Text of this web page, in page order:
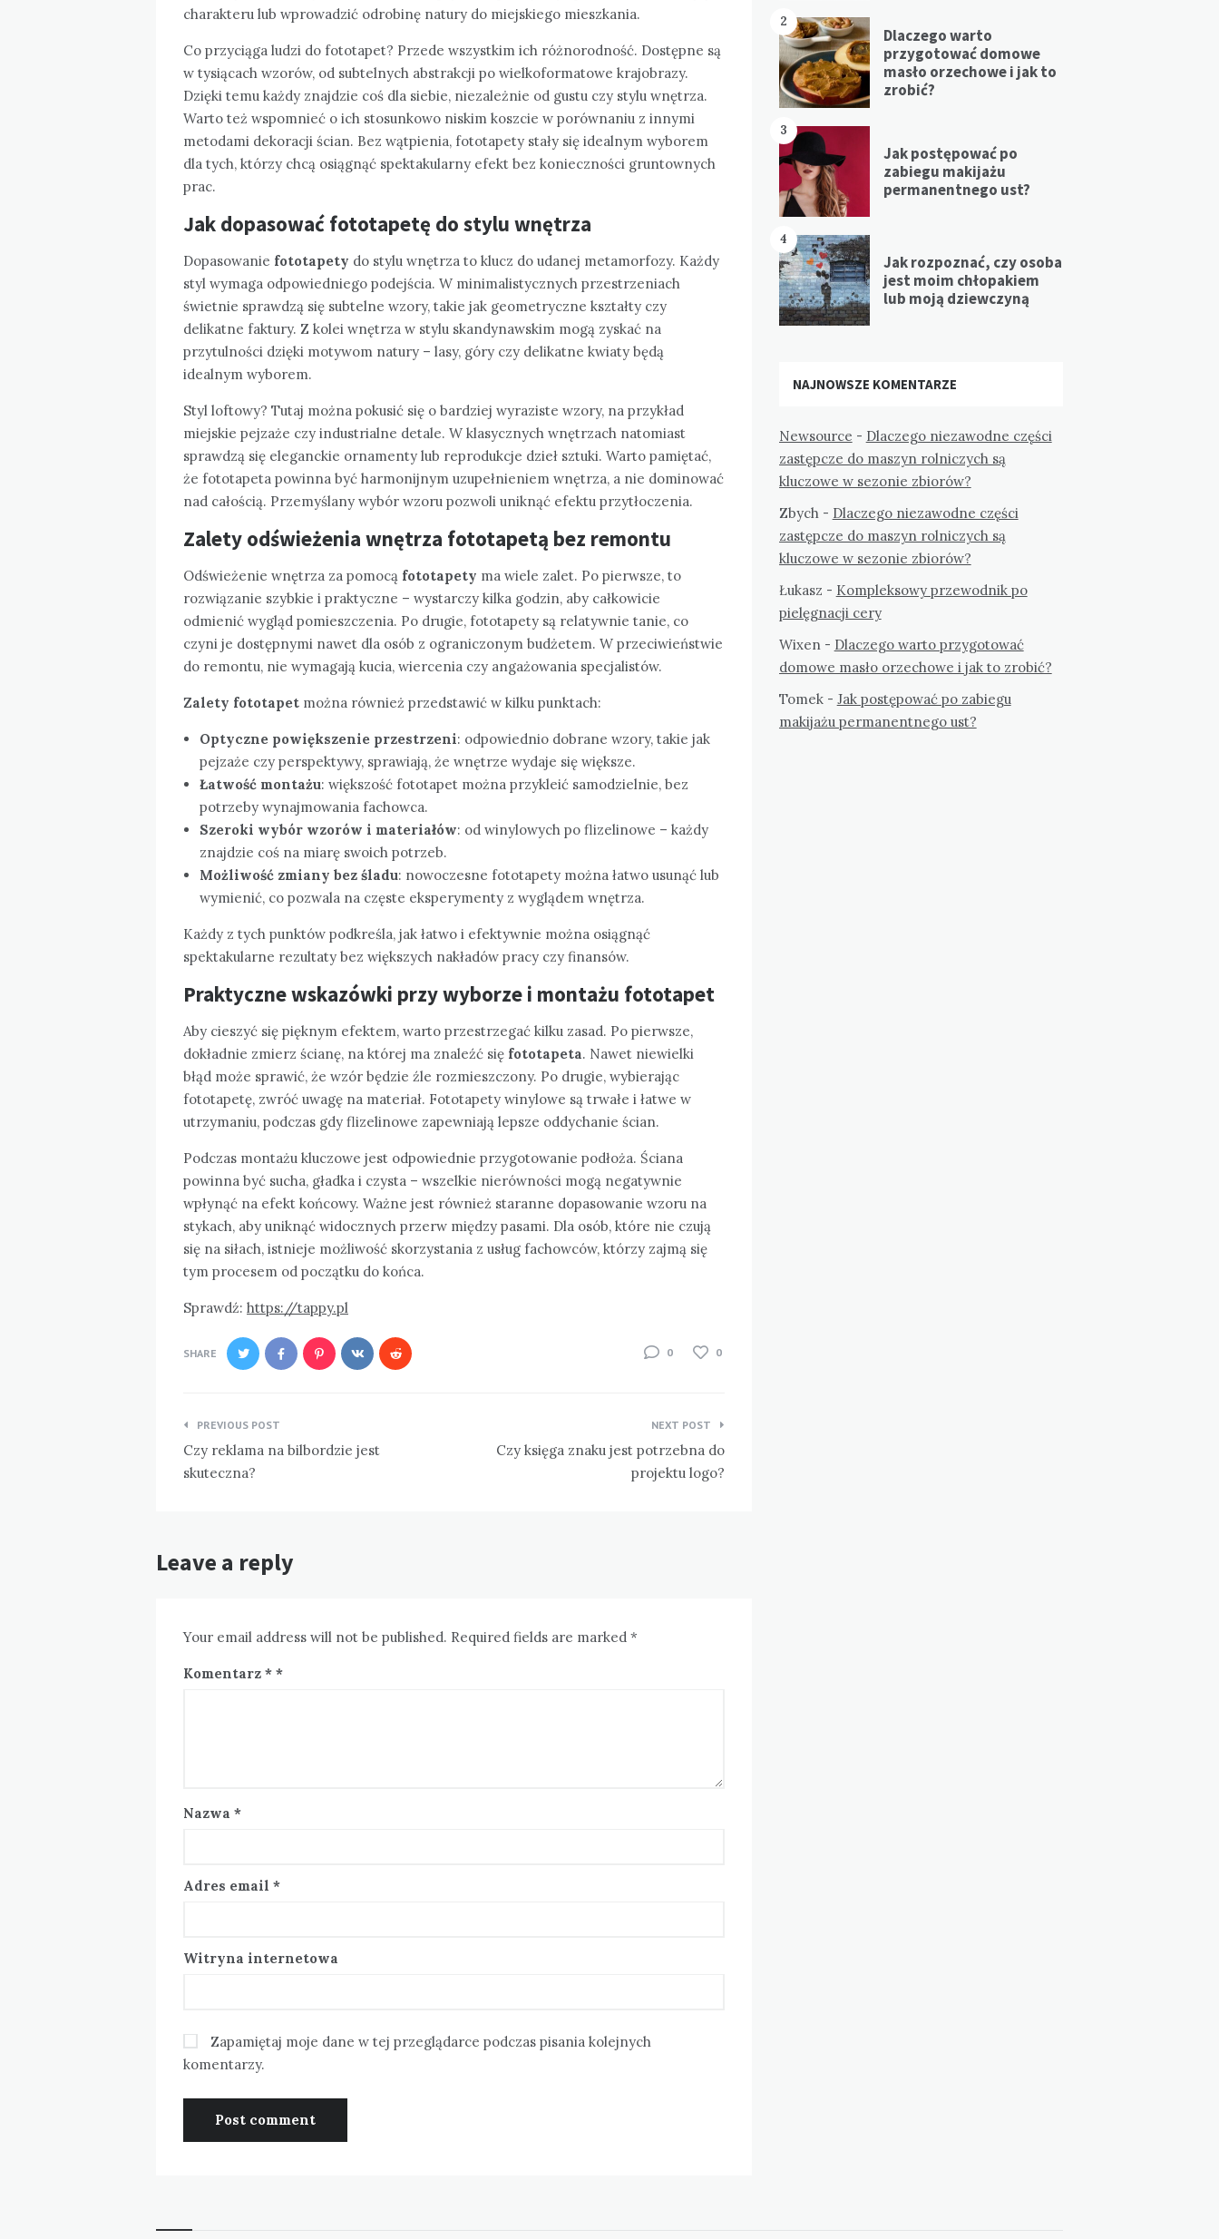
charakteru lub wprowadzić odrobinę natury do miejskiego mieszkania.
Co przyciąga ludzi do fototapet? Przede wszystkim ich różnorodność. Dostępne są
w tysiącach wzorów, od subtelnych abstrakcji po wielkoformatowe krajobrazy.
Dzięki temu każdy znajdzie coś dla siebie, niezależnie od gustu czy stylu wnętrza.
Warto też wspomnieć o ich stosunkowo niskim koszcie w porównaniu z innymi
metodami dekoracji ścian. Bez wątpienia, fototapety stały się idealnym wyborem
dla tych, którzy chcą osiągnąć spektakularny efekt bez konieczności gruntownych
prac.
Jak dopasować fototapetę do stylu wnętrza
Dopasowanie fototapety do stylu wnętrza to klucz do udanej metamorfozy. Każdy
styl wymaga odpowiedniego podejścia. W minimalistycznych przestrzeniach
świetnie sprawdzą się subtelne wzory, takie jak geometryczne kształty czy
delikatne faktury. Z kolei wnętrza w stylu skandynawskim mogą zyskać na
przytulności dzięki motywom natury – lasy, góry czy delikatne kwiaty będą
idealnym wyborem.
Styl loftowy? Tutaj można pokusić się o bardziej wyraziste wzory, na przykład
miejskie pejzaże czy industrialne detale. W klasycznych wnętrzach natomiast
sprawdzą się eleganckie ornamenty lub reprodukcje dzieł sztuki. Warto pamiętać,
że fototapeta powinna być harmonijnym uzupełnieniem wnętrza, a nie dominować
nad całością. Przemyślany wybór wzoru pozwoli uniknąć efektu przytłoczenia.
Zalety odświeżenia wnętrza fototapetą bez remontu
Odświeżenie wnętrza za pomocą fototapety ma wiele zalet. Po pierwsze, to
rozwiązanie szybkie i praktyczne – wystarczy kilka godzin, aby całkowicie
odmienić wygląd pomieszczenia. Po drugie, fototapety są relatywnie tanie, co
czyni je dostępnymi nawet dla osób z ograniczonym budżetem. W przeciwieństwie
do remontu, nie wymagają kucia, wiercenia czy angażowania specjalistów.
Zalety fototapet można również przedstawić w kilku punktach:
Optyczne powiększenie przestrzeni: odpowiednio dobrane wzory, takie jak
pejzaże czy perspektywy, sprawiają, że wnętrze wydaje się większe.
Łatwość montażu: większość fototapet można przykleić samodzielnie, bez
potrzeby wynajmowania fachowca.
Szeroki wybór wzorów i materiałów: od winylowych po flizelinowe – każdy
znajdzie coś na miarę swoich potrzeb.
Możliwość zmiany bez śladu: nowoczesne fototapety można łatwo usunąć lub
wymienić, co pozwala na częste eksperymenty z wyglądem wnętrza.
Każdy z tych punktów podkreśla, jak łatwo i efektywnie można osiągnąć
spektakularne rezultaty bez większych nakładów pracy czy finansów.
Praktyczne wskazówki przy wyborze i montażu fototapet
Aby cieszyć się pięknym efektem, warto przestrzegać kilku zasad. Po pierwsze,
dokładnie zmierz ścianę, na której ma znaleźć się fototapeta. Nawet niewielki
błąd może sprawić, że wzór będzie źle rozmieszczony. Po drugie, wybierając
fototapetę, zwróć uwagę na materiał. Fototapety winylowe są trwałe i łatwe w
utrzymaniu, podczas gdy flizelinowe zapewniają lepsze oddychanie ścian.
Podczas montażu kluczowe jest odpowiednie przygotowanie podłoża. Ściana
powinna być sucha, gładka i czysta – wszelkie nierówności mogą negatywnie
wpłynąć na efekt końcowy. Ważne jest również staranne dopasowanie wzoru na
stykach, aby uniknąć widocznych przerw między pasami. Dla osób, które nie czują
się na siłach, istnieje możliwość skorzystania z usług fachowców, którzy zajmą się
tym procesem od początku do końca.
Sprawdź: https://tappy.pl
SHARE 0 0
Nawigacja
wpisu
PREVIOUS POST
Czy reklama na bilbordzie jest
skuteczna?
NEXT POST
Czy księga znaku jest potrzebna do
projektu logo?
Leave a reply
Your email address will not be published. Required fields are marked *
Komentarz *
Nazwa *
Adres email *
Witryna internetowa
Zapamiętaj moje dane w tej przeglądarce podczas pisania kolejnych
komentarzy.
2
Dlaczego warto
przygotować domowe
masło orzechowe i jak to
zrobić?
3
Jak postępować po
zabiegu makijażu
permanentnego ust?
4
Jak rozpoznać, czy osoba
jest moim chłopakiem
lub moją dziewczyną
NAJNOWSZE KOMENTARZE
Newsource - Dlaczego niezawodne części
zastępcze do maszyn rolniczych są
kluczowe w sezonie zbiorów?
Zbych - Dlaczego niezawodne części
zastępcze do maszyn rolniczych są
kluczowe w sezonie zbiorów?
Łukasz - Kompleksowy przewodnik po
pielęgnacji cery
Wixen - Dlaczego warto przygotować
domowe masło orzechowe i jak to zrobić?
Tomek- Jak postępować po zabiegu
makijażu permanentnego ust?